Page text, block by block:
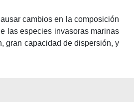
cambios en la composición
las especies invasoras marinas
gran capacidad de dispersión, y